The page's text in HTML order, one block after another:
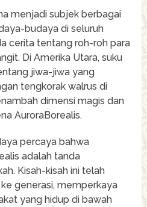
menjadi subjek berbagai
budaya di seluruh
cerita tentang roh-roh para
Di Amerika Utara, suku
jiwa-jiwa yang
tengkorak walrus di
dimensi magis dan
AuroraBorealis.
percaya bahwa
adalah tanda
Kisah-kisah ini telah
generasi, memperkaya
yang hidup di bawah